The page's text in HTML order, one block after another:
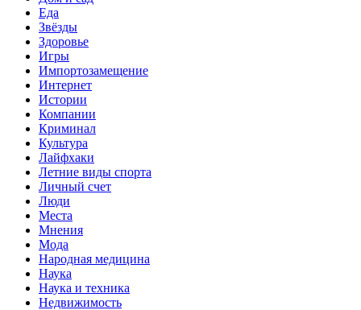
Еда
Звёзды
Здоровье
Игры
Импортозамещение
Интернет
Истории
Компании
Криминал
Культура
Лайфхаки
Летние виды спорта
Личный счет
Люди
Места
Мнения
Мода
Народная медицина
Наука
Наука и техника
Недвижимость